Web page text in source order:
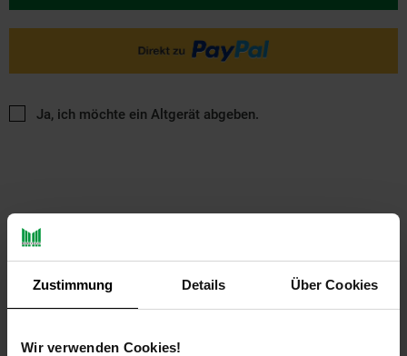
Zustimmung Details Über Cookies
Wir verwenden Cookies!
Ja, ich möchte ein Altgerät abgeben.
PAYBACK
Payback Punkte